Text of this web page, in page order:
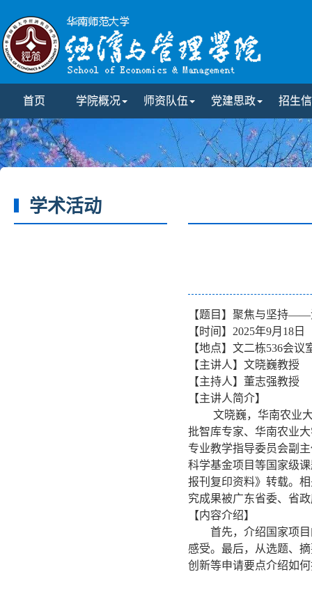
首页 学院概况 师资队伍 党建思政 招生
学术活动
【题目】聚焦与坚持
【时间】2025年9月18
【地点】文二栋536会议
【主讲人】文晓巍教授
【主持人】董志强教授
【主讲人简介】
文晓巍，华南农业大
批智库专家、华南农业
专业教学指导委员会副
科学基金项目等国家级
报刊复印资料》转载。
究成果被广东省委、省
【内容介绍】
首先，介绍国家项目
感受。最后，从选题、
创新等申请要点介绍如